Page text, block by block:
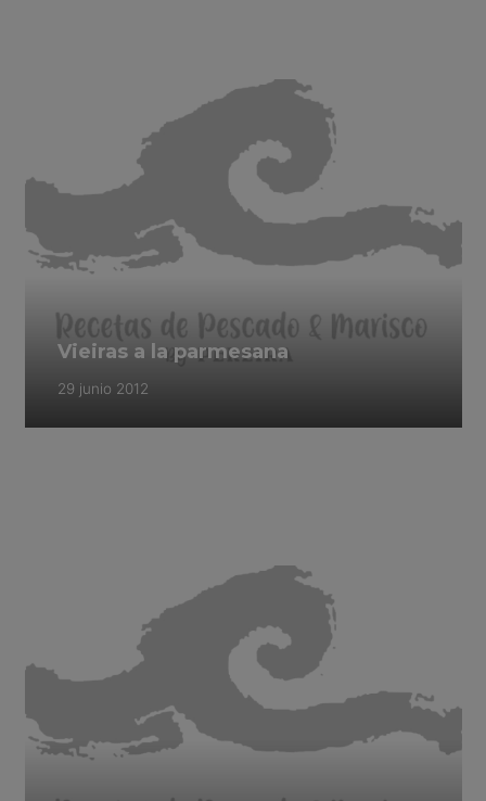
Vieiras a la parmesana
29 junio 2012